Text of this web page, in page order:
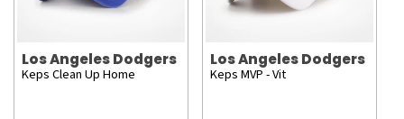
Los Angeles Dodgers
Keps Clean Up Home
Los Angeles Dodgers
Keps MVP - Vit